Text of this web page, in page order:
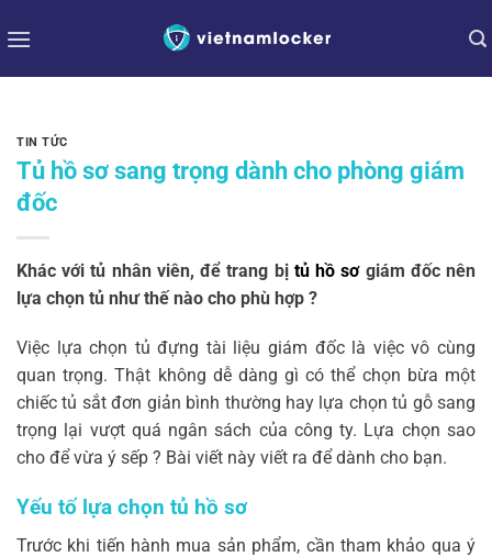
qua
TIN TỨC
Tủ hồ sơ sang trọng dành cho phòng giám
đốc
Khác với tủ nhân viên, để trang bị tủ hồ sơgiám đốc nên
lựa chọn tủ như thế nào cho phù hợp ?
Việc lựa chọn tủ đựng tài liệu giám đốc là việc vô cùng
quan trọng. Thật không dễ dàng gì có thể chọn bừa một
chiếc tủ sắt đơn giản bình thường hay lựa chọn tủ gỗ sang
trọng lại vượt quá ngân sách của công ty. Lựa chọn sao
cho để vừa ý sếp ? Bài viết này viết ra để dành cho bạn.
Yếu tố lựa chọn tủ hồ sơ
Trước khi tiến hành mua sản phẩm, cần tham khảo qua ý